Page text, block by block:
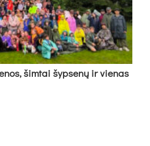
šim­tai šyp­se­nų ir vie­nas